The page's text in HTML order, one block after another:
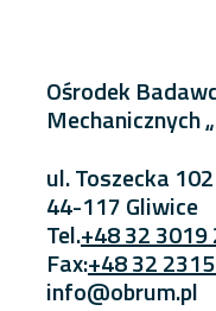
Ośrodek
Mechanicznych
ul. Toszecka 102
44-117 Gliwice
Tel.+48 32 3019
Fax:+48 32
info@obrum.pl